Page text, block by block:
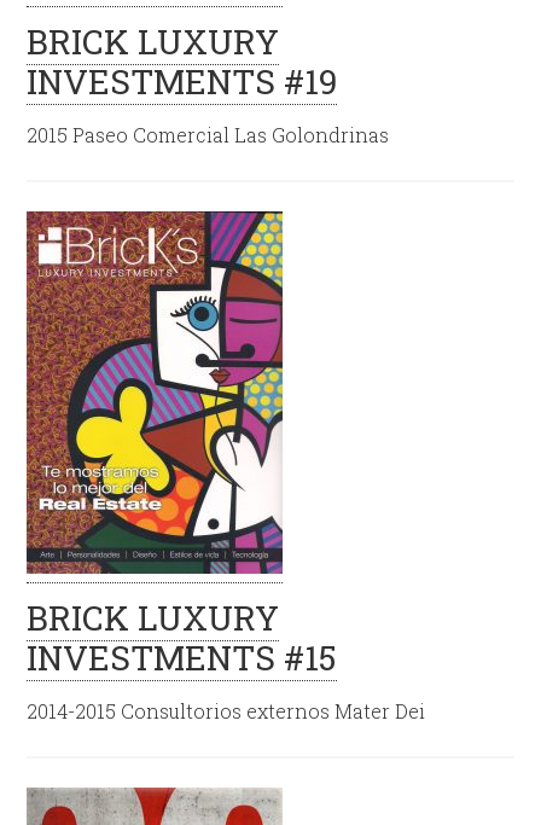
BRICK LUXURY
INVESTMENTS #19
2015 Paseo Comercial Las Golondrinas
BRICK LUXURY
INVESTMENTS #15
2014-2015 Consultorios externos Mater Dei